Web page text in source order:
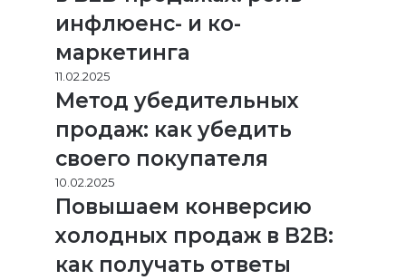
инфлюенс- и ко-
маркетинга
11.02.2025
Метод убедительных
продаж: как убедить
своего покупателя
10.02.2025
Повышаем конверсию
холодных продаж в B2B:
как получать ответы